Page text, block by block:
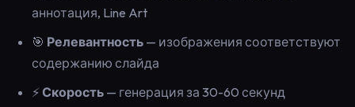
аннотация, Line Art
🎯 Релевантность — изображения соответствуют
содержанию слайда
⚡ Скорость — генерация за 30-60 секунд